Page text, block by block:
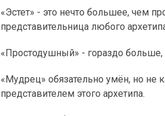
«Эстет» - это нечто большее, чем
представительница любого
«Простодушный» - гораздо
«Мудрец» обязательно умён, но
представителем этого архетипа.